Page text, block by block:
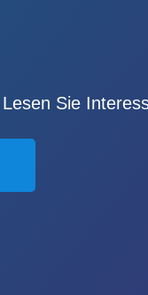
Lesen Sie